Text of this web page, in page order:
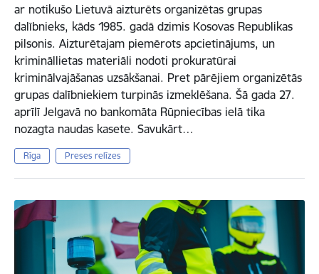
ar notikušo Lietuvā aizturēts organizētas grupas
dalībnieks, kāds 1985. gadā dzimis Kosovas Republikas
pilsonis. Aizturētajam piemērots apcietinājums, un
krimināllietas materiāli nodoti prokuratūrai
kriminālvajāšanas uzsākšanai. Pret pārējiem organizētās
grupas dalībniekiem turpinās izmeklēšana. Šā gada 27.
aprīlī Jelgavā no bankomāta Rūpniecības ielā tika
nozagta naudas kasete. Savukārt…
Rīga Preses relīzes